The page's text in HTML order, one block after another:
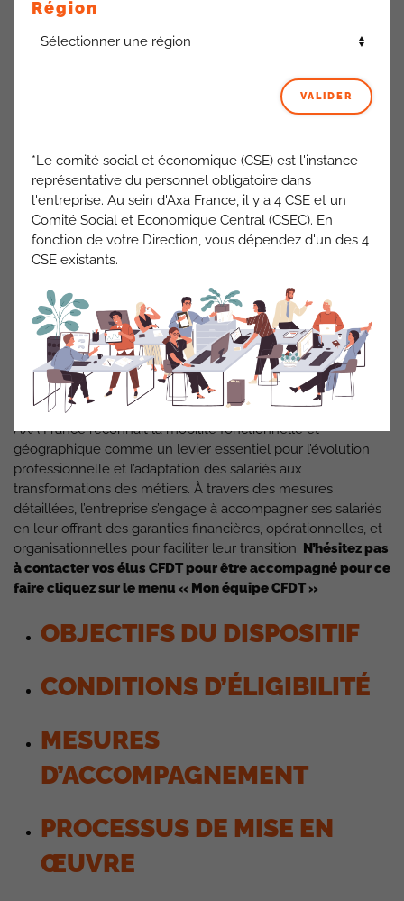
ÉCRIT PARADMIN4544
AIP-AVI (AIP-ERPI)
MES DROITS EN CAS DE
MOBILITE
FONCTIONNELLE OU
GEOGRAPHIQUE CHEZ
AXA FRANCE dans
l’accord GEPP
AXA France reconnaît la mobilité fonctionnelle et
géographique comme un levier essentiel pour l’évolution
professionnelle et l’adaptation des salariés aux
transformations des métiers. À travers des mesures
détaillées, l’entreprise s’engage à accompagner ses salariés
en leur offrant des garanties financières, opérationnelles, et
organisationnelles pour faciliter leur transition. N’hésitez pas
à contacter vos élus CFDT pour être accompagné pour ce
faire cliquez sur le menu « Mon équipe CFDT »
OBJECTIFS DU DISPOSITIF
CONDITIONS D’ÉLIGIBILITÉ
MESURES
D’ACCOMPAGNEMENT
PROCESSUS DE MISE EN
ŒUVRE
Région
VALIDER
*Le comité social et économique (CSE) est l'instance
représentative du personnel obligatoire dans
l'entreprise. Au sein d'Axa France, il y a 4 CSE et un
Comité Social et Economique Central (CSEC). En
fonction de votre Direction, vous dépendez d'un des 4
CSE existants.